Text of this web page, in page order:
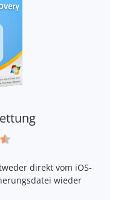
direkt vom iOS-
wieder